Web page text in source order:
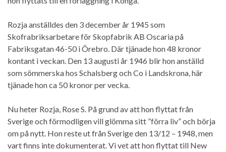
Rozja anställdes den 3 december år 1945 som
Skofrabriksarbetare för Skopfabrik AB Oscaria på
Fabriksgatan 46-50 i Örebro. Där tjänade hon 48 kronor
kontant i veckan. Den 13 augusti år 1946 blir hon anställd
som sömmerska hos Schalsberg och Co i Landskrona, här
tjänade hon ca 50 kronor per vecka.
Nu heter Rozja, Rose S. På grund av att hon flyttat från
Sverige och förmodligen vill glömma sitt ”förra liv” och börja
om på nytt. Hon reste ut från Sverige den 13/12 – 1948, men
vart finns inte dokumenterat. Vi vet att hon flyttat till New